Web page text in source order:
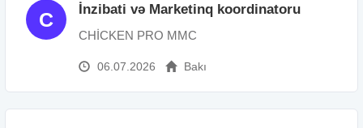
C İnzibati və Marketinq koordinatoru
CHİCKEN PRO MMC
06.07.2026 Bakı